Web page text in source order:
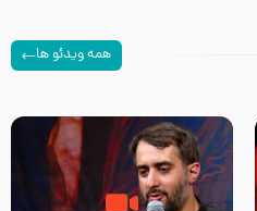
همه ویدئو ها